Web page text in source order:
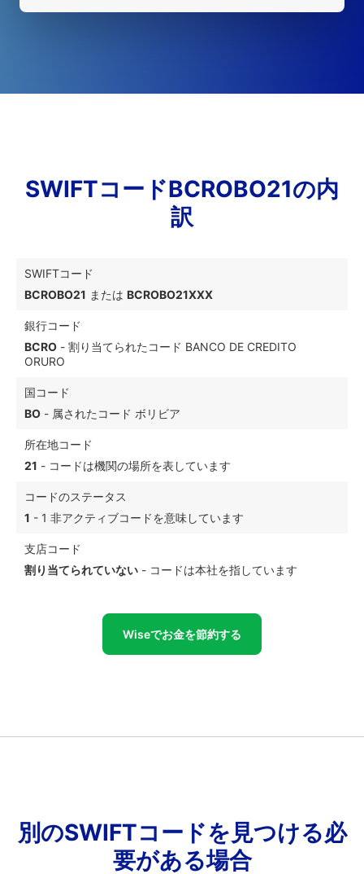
SWIFTコードBCROBO21の内
訳
SWIFTコード
BCROBO21 または BCROBO21XXX
銀行コード
BCRO - 割り当てられたコード BANCO DE CREDITO
ORURO
国コード
BO - 属されたコード ボリビア
所在地コード
21 - コードは機関の場所を表しています
コードのステータス
1 - 1 非アクティブコードを意味しています
支店コード
割り当てられていない - コードは本社を指しています
Wiseでお金を節約する
別のSWIFTコードを見つける必
要がある場合